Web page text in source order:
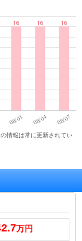
情報は常に更新されてい
万円